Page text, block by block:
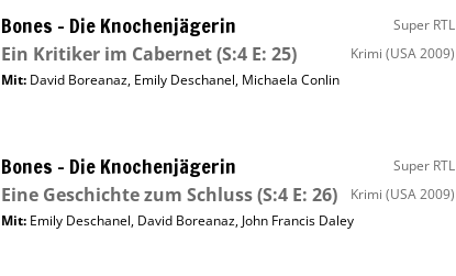
Bones – Die Knochenjägerin Super RTL
Ein Kritiker im Cabernet(S:4 E: 25) Krimi (USA 2009)
Mit: David Boreanaz, Emily Deschanel, Michaela Conlin
Bones – Die Knochenjägerin Super RTL
Eine Geschichte zum Schluss(S:4 E: 26) Krimi (USA 2009)
Mit: Emily Deschanel, David Boreanaz, John Francis Daley